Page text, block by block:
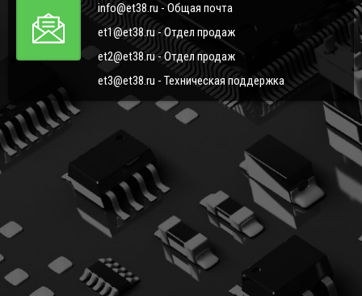
info@et38.ru - Общая почта
et1@et38.ru - Отдел продаж
et2@et38.ru - Отдел продаж
et3@et38.ru - Техническая поддержка